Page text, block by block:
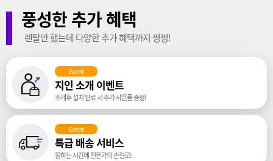
풍성한 추가 혜택
렌탈만 했는데 다양한 추가 혜택까지 펑펑!
Event
지인 소개 이벤트
소개후 설치 완료 시 추가 사은품 증정!
Event
특급 배송 서비스
원하는 시간에 전문가의 손길로!